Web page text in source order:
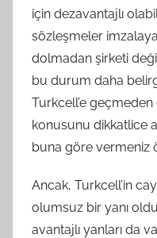
için dezavantajlı
sözleşmeler
dolmadan şirketi
bu durum daha
Turkcell’e
konusunu dikkatlice
buna göre vermeniz
Ancak, Turkcell’in
olumsuz bir yanı
avantajlı yanları da